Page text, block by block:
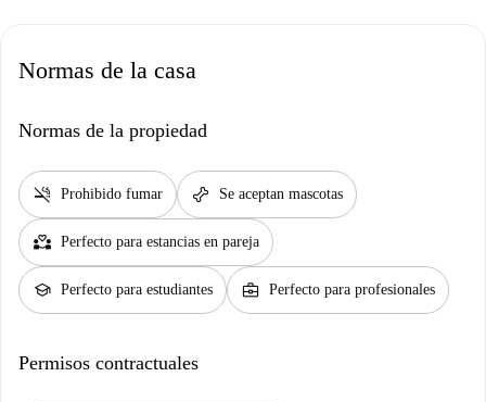
Normas de la casa
Normas de la propiedad
smoke_free Prohibido fumar pet_supplies Se aceptan mascotas
partner_heart Perfecto para estancias en pareja
school Perfecto para estudiantes business_center Perfecto para profesionales
Permisos contractuales